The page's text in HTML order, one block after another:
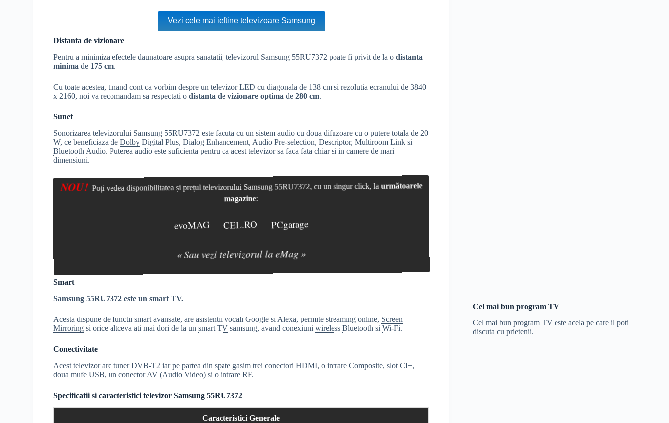
Vezi cele mai ieftine televizoare Samsung
Distanta de vizionare
Pentru a minimiza efectele daunatoare asupra sanatatii, televizorul Samsung 55RU7372 poate fi privit de la odistanta
minima de 175 cm.
Cu toate acestea, tinand cont ca vorbim despre un televizor LED cu diagonala de 138 cm si rezolutia ecranului de 3840
x 2160, noi va recomandam sa respectati odistanta de vizionare optima de280 cm.
Sunet
Sonorizarea televizorului Samsung 55RU7372 este facuta cu un sistem audio cu doua difuzoare cu o putere totala de 20
W, ce beneficiaza deDolby Digital Plus, Dialog Enhancement, Audio Pre-selection, Descriptor,Multiroom Link si
Bluetooth Audio. Puterea audio este suficienta pentru ca acest televizor sa faca fata chiar si in camere de mari
dimensiuni.
NOU! Poți vedea disponibilitatea și prețul televizorului Samsung 55RU7372, cu un singur click, laurmătoarele
magazine:
evoMAG CEL.RO PCgarage
« Sau vezi televizorul la eMag »
Smart
Samsung 55RU7372 este unsmart TV.
Acesta dispune de functii smart avansate, are asistentii vocali Google si Alexa, permite streaming online, Screen
Mirroring si orice altceva ati mai dori de la unsmart TV samsung, avand conexiuniwireless Bluetooth siWi-Fi.
Conectivitate
Acest televizor are tunerDVB-T2 iar pe partea din spate gasim trei conectoriHDMI, o intrareComposite,slot CI+,
doua mufe USB, un conector AV (Audio Video) si o intrare RF.
Specificatii si caracteristici televizor Samsung 55RU7372
Caracteristici Generale
Cel mai bun program TV
Cel mai bun program TV este acela pe care il poti
discuta cu prietenii.